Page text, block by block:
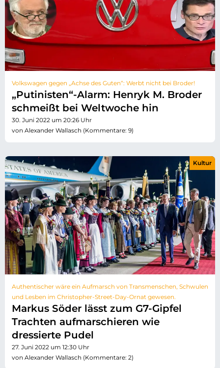
Volkswagen gegen „Achse des Guten“: Werbt nicht bei Broder!
„Putinisten“-Alarm: Henryk M. Broder
schmeißt bei Weltwoche hin
30. Juni 2022 um 20:26 Uhr
von Alexander Wallasch (Kommentare: 9)
Authentischer wäre ein Aufmarsch von Transmenschen, Schwulen
und Lesben im Christopher-Street-Day-Ornat gewesen.
Markus Söder lässt zum G7-Gipfel
Trachten aufmarschieren wie
dressierte Pudel
27. Juni 2022 um 12:30 Uhr
von Alexander Wallasch (Kommentare: 2)
Kultur